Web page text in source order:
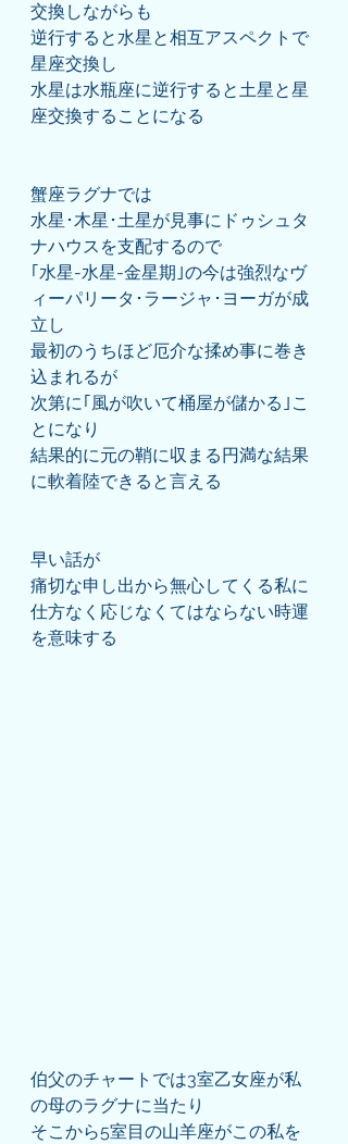
交換しながらも
逆行すると水星と相互アスペクトで
星座交換し
水星は水瓶座に逆行すると土星と星
座交換することになる
蟹座ラグナでは
水星･木星･土星が見事にドゥシュタ
ナハウスを支配するので
｢水星-水星-金星期｣の今は強烈なヴ
ィーパリータ･ラージャ･ヨーガが成
立し
最初のうちほど厄介な揉め事に巻き
込まれるが
次第に｢風が吹いて桶屋が儲かる｣こ
とになり
結果的に元の鞘に収まる円満な結果
に軟着陸できると言える
早い話が
痛切な申し出から無心してくる私に
仕方なく応じなくてはならない時運
を意味する
伯父のチャートでは3室乙女座が私
の母のラグナに当たり
そこから5室目の山羊座がこの私を